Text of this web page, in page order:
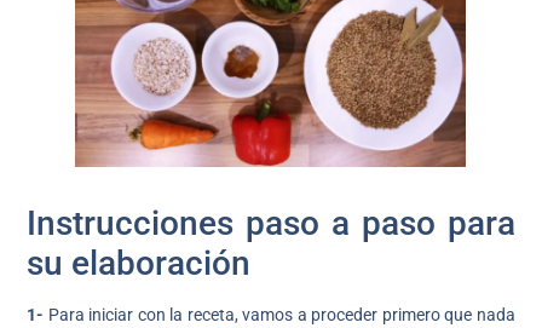
Instrucciones paso a paso para
su elaboración
1- Para iniciar con la receta, vamos a proceder primero que nada